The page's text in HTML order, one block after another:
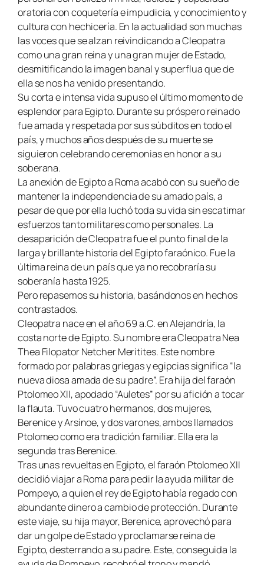
oratoria con coquetería e impudicia, y conocimiento y
cultura con hechicería. En la actualidad son muchas
las voces que se alzan reivindicando a Cleopatra
como una gran reina y una gran mujer de Estado,
desmitificando la imagen banal y superflua que de
ella se nos ha venido presentando.
Su corta e intensa vida supuso el último momento de
esplendor para Egipto. Durante su próspero reinado
fue amada y respetada por sus súbditos en todo el
país, y muchos años después de su muerte se
siguieron celebrando ceremonias en honor a su
soberana.
La anexión de Egipto a Roma acabó con su sueño de
mantener la independencia de su amado país, a
pesar de que por ella luchó toda su vida sin escatimar
esfuerzos tanto militares como personales. La
desaparición de Cleopatra fue el punto final de la
larga y brillante historia del Egipto faraónico. Fue la
última reina de un país que ya no recobraría su
soberanía hasta 1925.
Pero repasemos su historia, basándonos en hechos
contrastados.
Cleopatra nace en el año 69 a.C. en Alejandría, la
costa norte de Egipto.Su nombre era Cleopatra Nea
Thea Filopator Netcher Meritites. Este nombre
formado por palabras griegas y egipcias significa “la
nueva diosa amada de su padre”. Era hija del faraón
Ptolomeo XII, apodado “Auletes” por su afición a tocar
la flauta. Tuvo cuatro hermanos, dos mujeres,
Berenice y Arsínoe, y dos varones, ambos llamados
Ptolomeo como era tradición familiar. Ella era la
segunda tras Berenice.
Tras unas revueltas en Egipto, el faraón Ptolomeo XII
decidió viajar a Roma para pedir la ayuda militar de
Pompeyo, a quien el rey de Egipto había regado con
abundante dinero a cambio de protección. Durante
este viaje, su hija mayor, Berenice, aprovechó para
dar un golpe de Estado y proclamarse reina de
Egipto, desterrando a su padre. Este, conseguida la